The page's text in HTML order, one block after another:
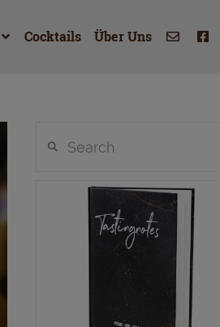
Cocktails Über Uns